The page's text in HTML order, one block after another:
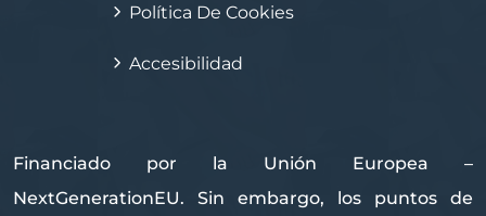
Política De Cookies
Accesibilidad
Financiado por la Unión Europea –
NextGenerationEU. Sin embargo, los puntos de